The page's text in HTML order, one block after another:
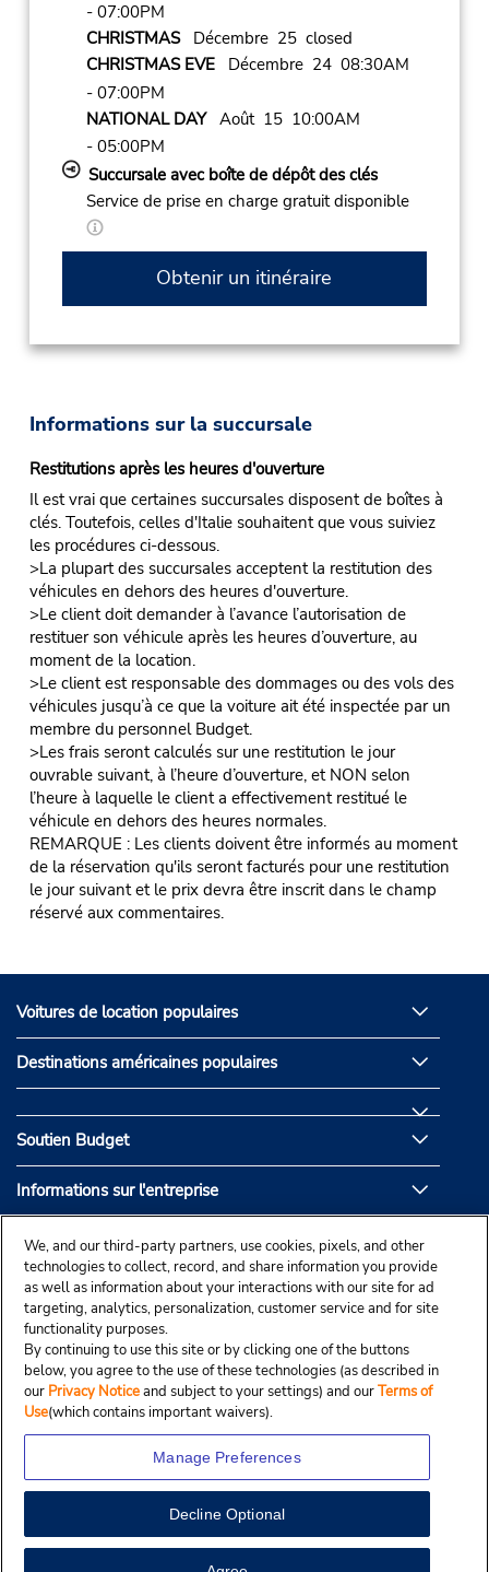
View Map
- 07:00PM
CHRISTMASDécembre 25 closed
CHRISTMAS EVEDécembre 24 08:30AM
- 07:00PM
NATIONAL DAYAoût 15 10:00AM
- 05:00PM
Succursale avec boîte de dépôt des clés
Service de prise en charge gratuit disponible
Obtenir un itinéraire
Informations sur la succursale
Restitutions après les heures d'ouverture
Il est vrai que certaines succursales disposent de boîtes à
clés. Toutefois, celles d'Italie souhaitent que vous suiviez
les procédures ci-dessous.
>La plupart des succursales acceptent la restitution des
véhicules en dehors des heures d'ouverture.
>Le client doit demander à l’avance l’autorisation de
restituer son véhicule après les heures d’ouverture, au
moment de la location.
>Le client est responsable des dommages ou des vols des
véhicules jusqu’à ce que la voiture ait été inspectée par un
membre du personnel Budget.
>Les frais seront calculés sur une restitution le jour
ouvrable suivant, à l’heure d’ouverture, et NON selon
l’heure à laquelle le client a effectivement restitué le
véhicule en dehors des heures normales.
REMARQUE : Les clients doivent être informés au moment
de la réservation qu'ils seront facturés pour une restitution
le jour suivant et le prix devra être inscrit dans le champ
réservé aux commentaires.
Voitures de location populaires
Destinations américaines populaires
Soutien Budget
Informations sur l'entreprise
Partenaires de Budget
© Droit d’auteur, Budgetcar, Inc., 2025.
We, and our third-party partners, use cookies, pixels, and other
technologies to collect, record, and share information you provide
as well as information about your interactions with our site for ad
targeting, analytics, personalization, customer service and for site
functionality purposes.
By continuing to use this site or by clicking one of the buttons
below, you agree to the use of these technologies (as described in
our Privacy Noticeand subject to your settings) and ourTerms of
Use(which contains important waivers).
Manage Preferences
Decline Optional